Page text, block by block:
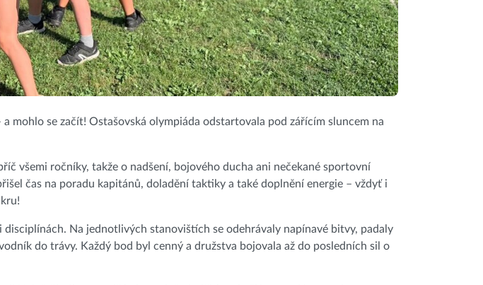
mohlo se začít! Ostašovská olympiáda odstartovala pod zářícím sluncem na
všemi ročníky, takže o nadšení, bojového ducha ani nečekané sportovní
čas na poradu kapitánů, doladění taktiky a také doplnění energie – vždyť i
disciplínách. Na jednotlivých stanovištích se odehrávaly napínavé bitvy, padaly
do trávy. Každý bod byl cenný a družstva bojovala až do posledních sil o